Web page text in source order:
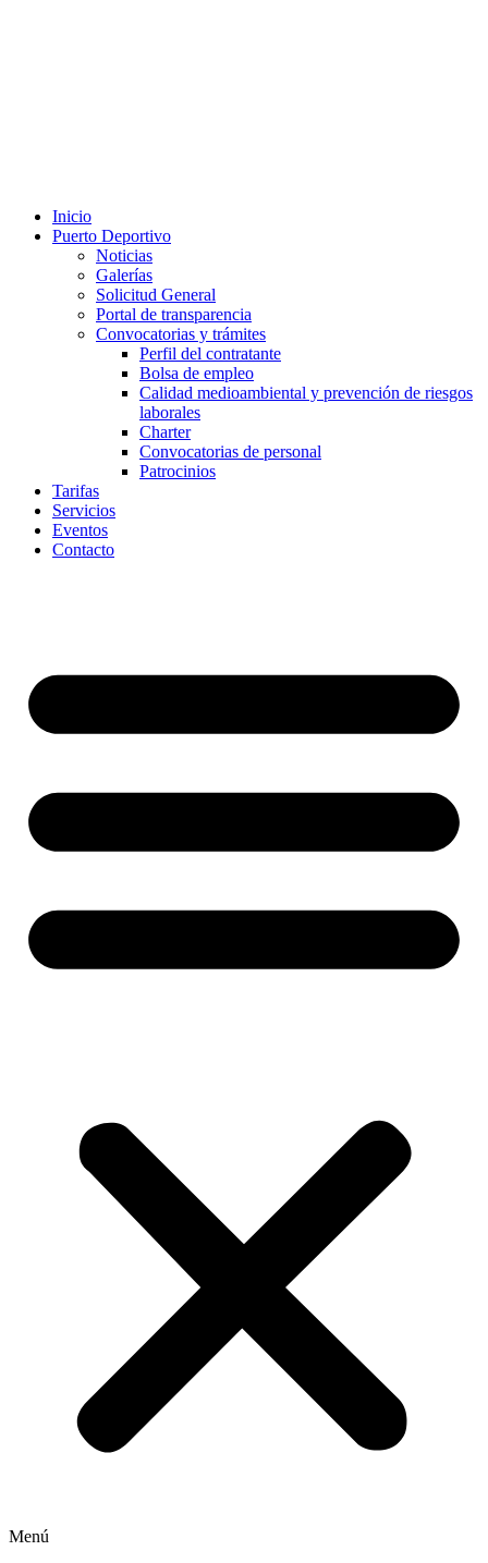
Inicio
Puerto Deportivo
Noticias
Galerías
Solicitud General
Portal de transparencia
Convocatorias y trámites
Perfil del contratante
Bolsa de empleo
Calidad medioambiental y prevención de riesgos
laborales
Charter
Convocatorias de personal
Patrocinios
Tarifas
Servicios
Eventos
Contacto
Menú